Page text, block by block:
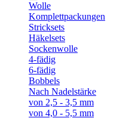
Wolle
Komplettpackungen
Stricksets
Häkelsets
Sockenwolle
4-fädig
6-fädig
Bobbels
Nach Nadelstärke
von 2,5 - 3,5 mm
von 4,0 - 5,5 mm